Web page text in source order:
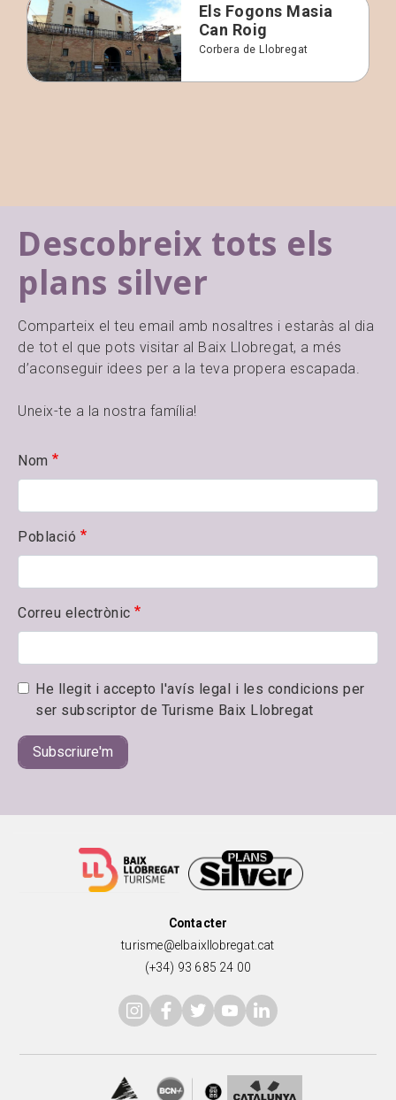
Els Fogons Masia
Can Roig
Corbera de Llobregat
Descobreix tots els
plans silver
Comparteix el teu email amb nosaltres i estaràs al dia
de tot el que pots visitar al Baix Llobregat, a més
d’aconseguir idees per a la teva propera escapada.
Uneix-te a la nostra família!
Nom
Població
Correu electrònic
He llegit i accepto l'avís legal i les condicions per
ser subscriptor de Turisme Baix Llobregat
Contacter
turisme@elbaixllobregat.cat
(+34) 93 685 24 00